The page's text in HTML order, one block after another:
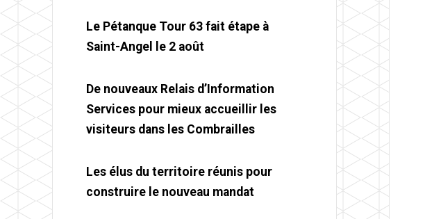
Le Pétanque Tour 63 fait étape à
Saint-Angel le 2 août
De nouveaux Relais d’Information
Services pour mieux accueillir les
visiteurs dans les Combrailles
Les élus du territoire réunis pour
construire le nouveau mandat